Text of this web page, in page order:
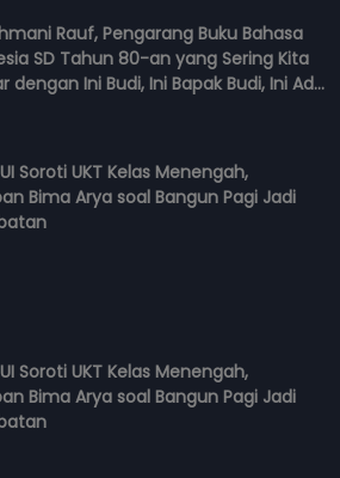
Rauf, Pengarang Buku Bahasa
SD Tahun 80-an yang Sering Kita
dengan Ini Budi, Ini Bapak Budi, Ini Adik
Soroti UKT Kelas Menengah,
Bima Arya soal Bangun Pagi Jadi
Soroti UKT Kelas Menengah,
Bima Arya soal Bangun Pagi Jadi